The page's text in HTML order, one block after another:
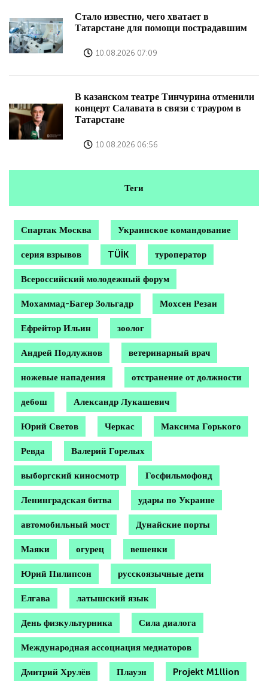
Стало известно, чего хватает в
Татарстане для помощи пострадавшим
10.08.2026 07:09
В казанском театре Тинчурина отменили
концерт Салавата в связи с трауром в
Татарстане
10.08.2026 06:56
Теги
Спартак Москва Украинское командование
серия взрывов TÜİK туроператор
Всероссийский молодежный форум
Мохаммад-Багер Зольгадр Мохсен Резаи
Ефрейтор Ильин зоолог
Андрей Подлужнов ветеринарный врач
ножевые нападения отстранение от должности
дебош Александр Лукашевич
Юрий Светов Черкас Максима Горького
Ревда Валерий Горелых
выборгский киносмотр Госфильмофонд
Ленинградская битва удары по Украине
автомобильный мост Дунайские порты
Маяки огурец вешенки
Юрий Пилипсон русскоязычные дети
Елгава латышский язык
День физкультурника Сила диалога
Международная ассоциация медиаторов
Дмитрий Хрулёв Плауэн Projekt M1llion